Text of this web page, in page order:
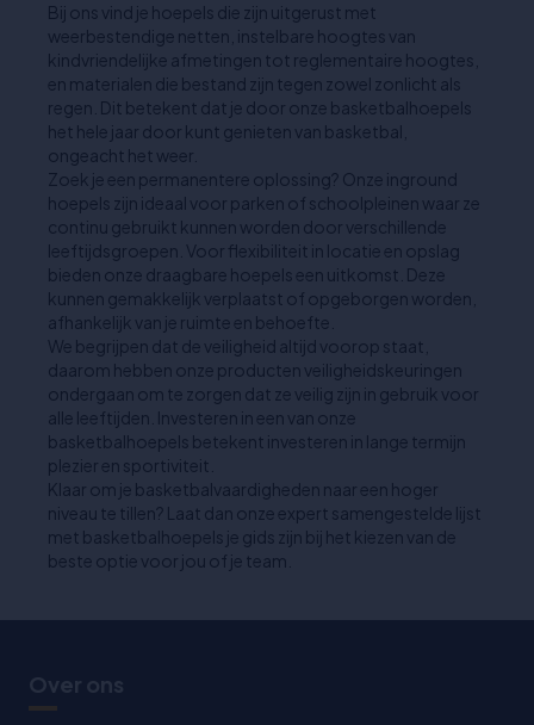
Bij ons vind je hoepels die zijn uitgerust met
weerbestendige netten, instelbare hoogtes van
kindvriendelijke afmetingen tot reglementaire hoogtes,
en materialen die bestand zijn tegen zowel zonlicht als
regen. Dit betekent dat je door onze basketbalhoepels
het hele jaar door kunt genieten van basketbal,
ongeacht het weer.
Zoek je een permanentere oplossing? Onze inground
hoepels zijn ideaal voor parken of schoolpleinen waar ze
continu gebruikt kunnen worden door verschillende
leeftijdsgroepen. Voor flexibiliteit in locatie en opslag
bieden onze draagbare hoepels een uitkomst. Deze
kunnen gemakkelijk verplaatst of opgeborgen worden,
afhankelijk van je ruimte en behoefte.
We begrijpen dat de veiligheid altijd voorop staat,
daarom hebben onze producten veiligheidskeuringen
ondergaan om te zorgen dat ze veilig zijn in gebruik voor
alle leeftijden. Investeren in een van onze
basketbalhoepels betekent investeren in lange termijn
plezier en sportiviteit.
Klaar om je basketbalvaardigheden naar een hoger
niveau te tillen? Laat dan onze expert samengestelde lijst
met basketbalhoepels je gids zijn bij het kiezen van de
beste optie voor jou of je team.
Over ons